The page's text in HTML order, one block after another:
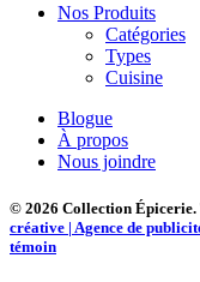
Nos Produits
Catégories
Types
Cuisine
Blogue
À propos
Nous joindre
© 2026 Collection Épicerie.
créative | Agence de
témoin